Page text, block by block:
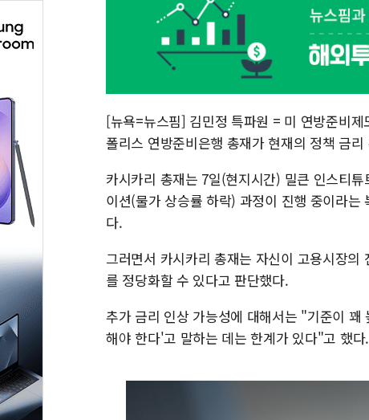
[뉴욕=뉴스핌] 김민정 특파원 = 미 연방준비
폴리스 연방준비은행 총재가 현재의 정책 금
카시카리 총재는 7일(현지시간) 밀큰 인스티
이션(물가 상승률 하락) 과정이 진행 중이라
다.
그러면서 카시카리 총재는 자신이 고용시장
를 정당화할 수 있다고 판단했다.
추가 금리 인상 가능성에 대해서는 "기준이
해야 한다'고 말하는 데는 한계가 있다"고 했다.